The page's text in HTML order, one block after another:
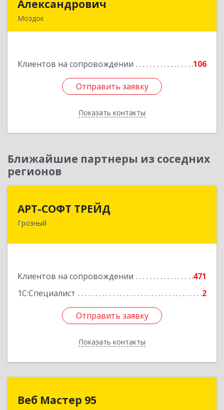
Александрович
Моздок
Клиентов на сопровождении 106
Отправить заявку
Показать контакты
Подробнее
Отправить заявку
Назад
Ближайшие партнеры из соседних
регионов
АРТ-СОФТ ТРЕЙД
Грозный
Клиентов на сопровождении
471
1С:Специалист
2
Отправить заявку
Показать контакты
364013, Чеченская Респ, Грозный г, Полярников
Отправить заявку
Назад
Веб Мастер 95